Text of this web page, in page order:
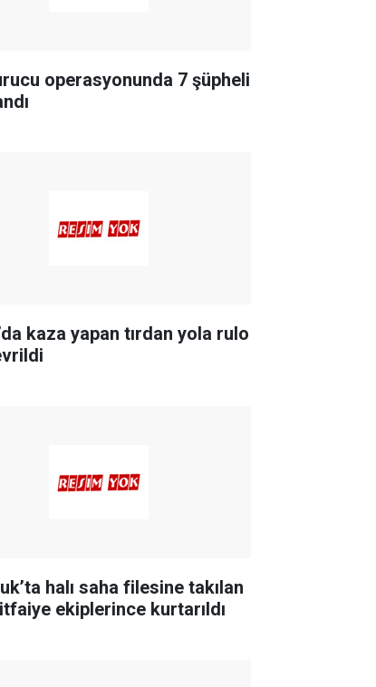
operasyonunda 7 şüpheli
kaza yapan tırdan yola rulo
halı saha filesine takılan
ekiplerince kurtarıldı